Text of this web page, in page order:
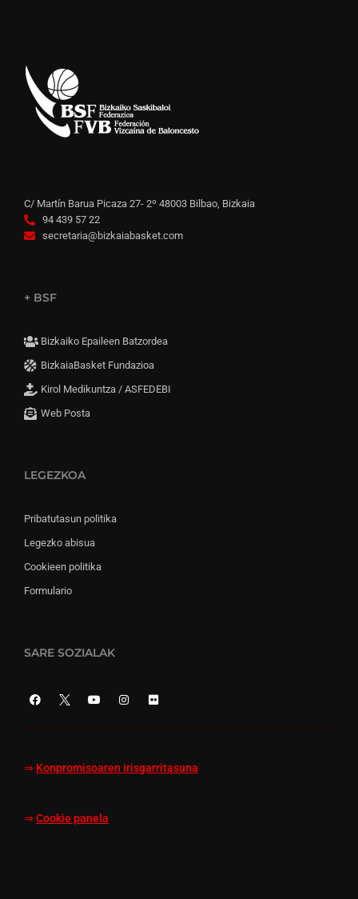
C/ Martín Barua Picaza 27- 2º 48003 Bilbao, Bizkaia
94 439 57 22
secretaria@bizkaiabasket.com
+ BSF
Bizkaiko Epaileen Batzordea
BizkaiaBasket Fundazioa
Kirol Medikuntza / ASFEDEBI
Web Posta
LEGEZKOA
Pribatutasun politika
Legezko abisua
Cookieen politika
Formulario
SARE SOZIALAK
⇒ Konpromisoaren irisgarritasuna
⇒ Cookie panela